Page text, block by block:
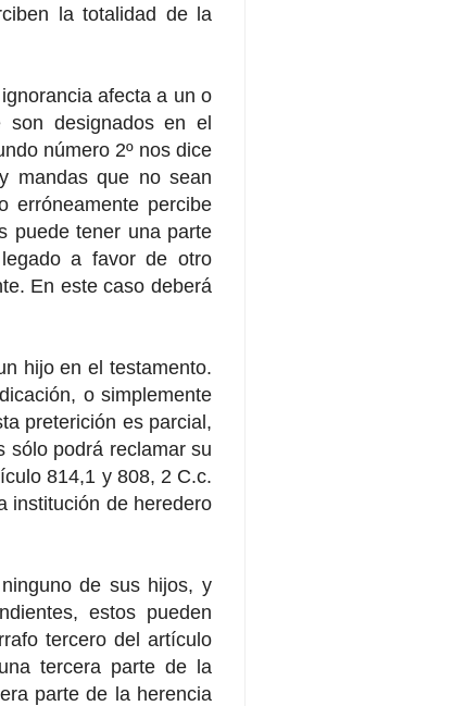
la totalidad de la
afecta a un o
designados en el
número 2º nos dice
mandas que no sean
erróneamente percibe
puede tener una parte
a favor de otro
En este caso deberá
hijo en el testamento.
o simplemente
preterición es parcial,
sólo podrá reclamar su
814,1 y 808, 2 C.c.
institución de heredero
de sus hijos, y
estos pueden
tercero del artículo
tercera parte de la
parte de la herencia